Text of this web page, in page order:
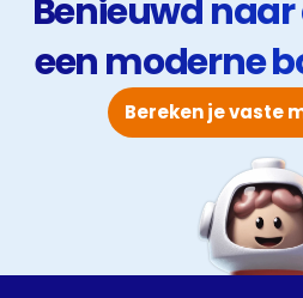
Benieuwd
een moderne
Bereken je vaste